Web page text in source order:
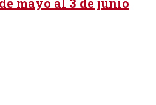
mayo al 3 de junio